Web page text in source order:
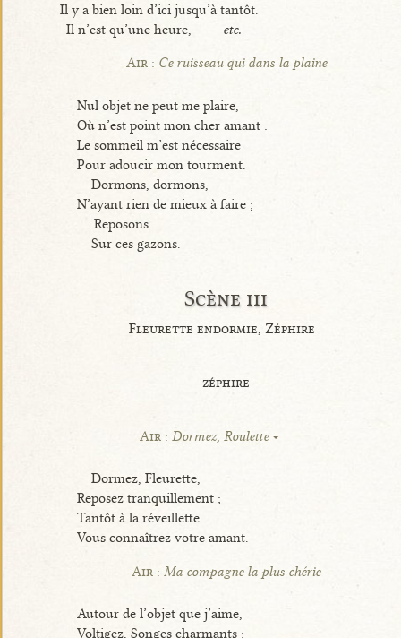
Il y a bien loin d’ici jusqu’à tantôt.
Il n’est qu’une heure,
etc.
Air : Ce ruisseau qui dans la plaine
Nul objet ne peut me plaire,
Où n’est point mon cher amant :
Le sommeil m’est nécessaire
Pour adoucir mon tourment.
Dormons, dormons,
N’ayant rien de mieux à faire ;
Reposons
Sur ces gazons.
Scène iii
Fleurette endormie, Zéphire
zéphire
Air : Dormez, Roulette
Dormez, Fleurette,
Reposez tranquillement ;
Tantôt à la réveillette
Vous connaîtrez votre amant.
Air : Ma compagne la plus chérie
Autour de l’objet que j’aime,
Voltigez, Songes charmants :